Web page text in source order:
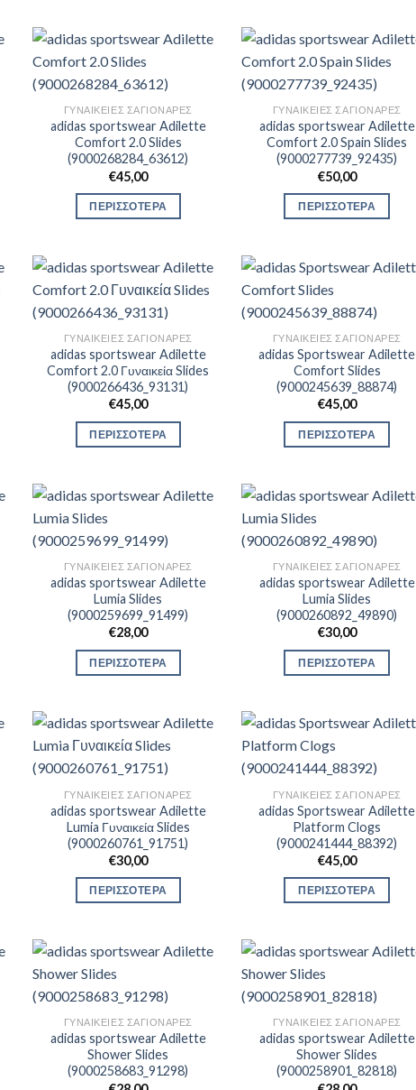
ΓΥΝΑΙΚΕΊΕΣ ΣΑΓΙΟΝΆΡΕΣ
adidas sportswear Adilette
Comfort 2.0 Slides
(9000268284_63612)
€45,00
ΠΕΡΙΣΣΟΤΕΡΑ
ΓΥΝΑΙΚΕΊΕΣ ΣΑΓΙΟΝΆΡΕΣ
adidas sportswear Adilette
Comfort 2.0 Spain Slides
(9000277739_92435)
€50,00
ΠΕΡΙΣΣΟΤΕΡΑ
ΓΥΝΑΙΚΕΊΕΣ ΣΑΓΙΟΝΆΡΕΣ
adidas sportswear Adilette
Comfort 2.0 Γυναικεία Slides
(9000266436_93131)
€45,00
ΠΕΡΙΣΣΟΤΕΡΑ
ΓΥΝΑΙΚΕΊΕΣ ΣΑΓΙΟΝΆΡΕΣ
adidas Sportswear Adilette
Comfort Slides
(9000245639_88874)
€45,00
ΠΕΡΙΣΣΟΤΕΡΑ
ΓΥΝΑΙΚΕΊΕΣ ΣΑΓΙΟΝΆΡΕΣ
adidas sportswear Adilette
Lumia Slides
(9000259699_91499)
€28,00
ΠΕΡΙΣΣΟΤΕΡΑ
ΓΥΝΑΙΚΕΊΕΣ ΣΑΓΙΟΝΆΡΕΣ
adidas sportswear Adilette
Lumia Slides
(9000260892_49890)
€30,00
ΠΕΡΙΣΣΟΤΕΡΑ
ΓΥΝΑΙΚΕΊΕΣ ΣΑΓΙΟΝΆΡΕΣ
adidas sportswear Adilette
Lumia Γυναικεία Slides
(9000260761_91751)
€30,00
ΠΕΡΙΣΣΟΤΕΡΑ
ΓΥΝΑΙΚΕΊΕΣ ΣΑΓΙΟΝΆΡΕΣ
adidas Sportswear Adilette
Platform Clogs
(9000241444_88392)
€45,00
ΠΕΡΙΣΣΟΤΕΡΑ
ΓΥΝΑΙΚΕΊΕΣ ΣΑΓΙΟΝΆΡΕΣ
adidas sportswear Adilette
Shower Slides
(9000258683_91298)
ΓΥΝΑΙΚΕΊΕΣ ΣΑΓΙΟΝΆΡΕΣ
adidas sportswear Adilette
Shower Slides
(9000258901_82818)